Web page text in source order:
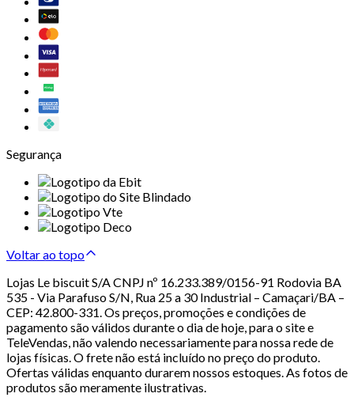
Segurança
Voltar ao topo
Lojas Le biscuit S/A CNPJ nº 16.233.389/0156-91 Rodovia BA
535 - Via Parafuso S/N, Rua 25 a 30 Industrial – Camaçari/BA –
CEP: 42.800-331. Os preços, promoções e condições de
pagamento são válidos durante o dia de hoje, para o site e
TeleVendas, não valendo necessariamente para nossa rede de
lojas físicas. O frete não está incluído no preço do produto.
Ofertas válidas enquanto durarem nossos estoques. As fotos de
produtos são meramente ilustrativas.